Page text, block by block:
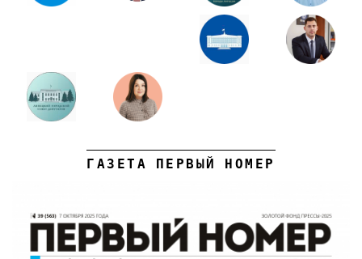
ГАЗЕТА ПЕРВЫЙ НОМЕР